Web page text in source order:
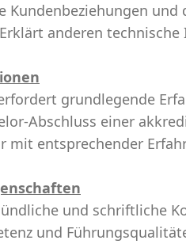
Kundenbeziehungen
anderen
grundlegende
Abschluss einer
mit entsprechender
und schriftliche
und